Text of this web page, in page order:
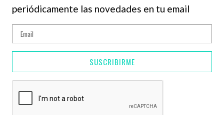
periódicamente las novedades en tu email
SUSCRIBIRME